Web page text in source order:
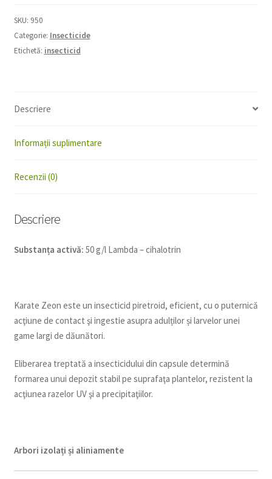
ml
SKU: 950
Categorie: Insecticide
Etichetă: insecticid
Descriere
Informații suplimentare
Recenzii (0)
Descriere
Substanța activă: 50 g/l Lambda – cihalotrin
Karate Zeon este un insecticid piretroid, eficient, cu o puternică
acţiune de contact şi ingestie asupra adulților și larvelor unei
game largi de dăunători.
Eliberarea treptată a insecticidului din capsule determină
formarea unui depozit stabil pe suprafaţa plantelor, rezistent la
acţiunea razelor UV şi a precipitaţiilor.
Arbori izolați și aliniamente